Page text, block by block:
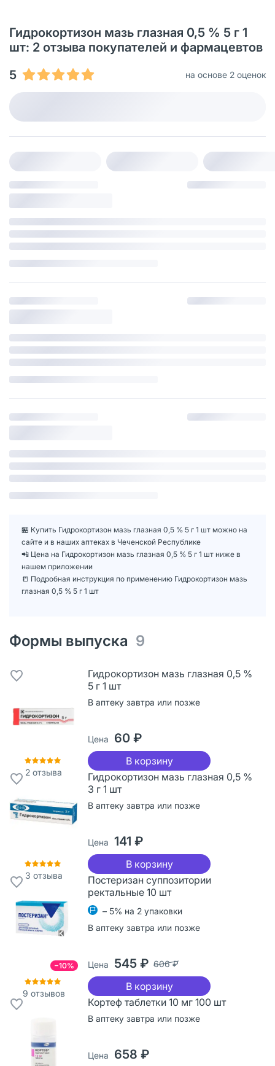
Гидрокортизон мазь глазная 0,5 % 5 г 1
шт: 2 отзыва покупателей и фармацевтов
5
на основе 2 оценок
🏪 Купить Гидрокортизон мазь глазная 0,5 % 5 г 1 шт можно на
сайте и в наших аптеках в Чеченской Республике
📲 Цена на Гидрокортизон мазь глазная 0,5 % 5 г 1 шт ниже в
нашем приложении
📒 Подробная инструкция по применению Гидрокортизон мазь
глазная 0,5 % 5 г 1 шт
Формы выпуска 9
2 отзыва
Гидрокортизон мазь глазная 0,5 %
5 г 1 шт
В аптеку завтра или позже
Цена 60 ₽
В корзину
3 отзыва
Гидрокортизон мазь глазная 0,5 %
3 г 1 шт
В аптеку завтра или позже
Цена 141 ₽
В корзину
−10%
9 отзывов
Постеризан суппозитории
ректальные 10 шт
– 5% на 2 упаковки
В аптеку завтра или позже
Цена 545 ₽ 606 ₽
В корзину
Кортеф таблетки 10 мг 100 шт
В аптеку завтра или позже
Цена 658 ₽